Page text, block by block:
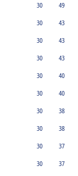
30
49
30
43
30
43
30
43
30
40
30
40
30
38
30
38
30
37
30
37